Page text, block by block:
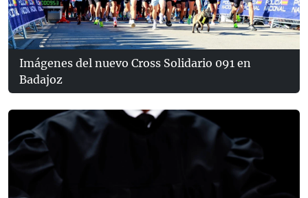
Imágenes del nuevo Cross Solidario 091 en
Badajoz